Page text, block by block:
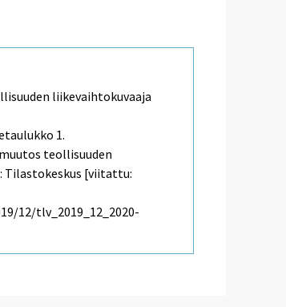
liikevaihtokuvaaja
1.
teollisuuden
Tilastokeskus [viitattu:
12/tlv_2019_12_2020-